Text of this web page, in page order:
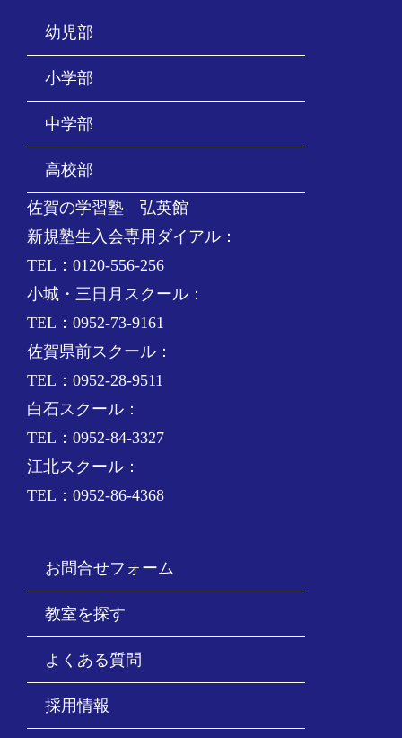
幼児部
小学部
中学部
高校部
佐賀の学習塾 弘英館
新規塾生入会専用ダイアル：
TEL：0120-556-256
小城・三日月スクール：
TEL：0952-73-9161
佐賀県前スクール：
TEL：0952-28-9511
白石スクール：
TEL：0952-84-3327
江北スクール：
TEL：0952-86-4368
お問合せフォーム
教室を探す
よくある質問
採用情報